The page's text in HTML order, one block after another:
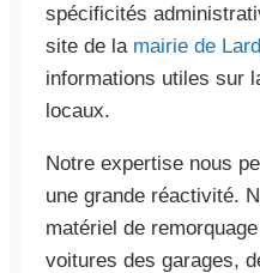
spécificités
site de la mairie de
informations utiles sur
locaux.
Notre expertise nous
une grande réactivité.
matériel de
voitures des garages,